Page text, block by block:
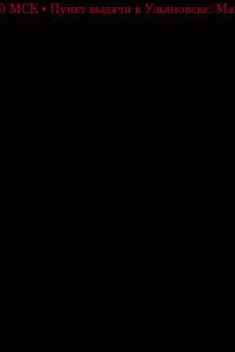
• Пункт выдачи в Ульяновске: